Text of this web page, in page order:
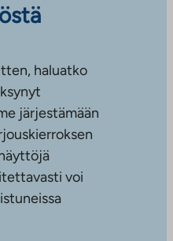
haluatko
järjestämään
voi